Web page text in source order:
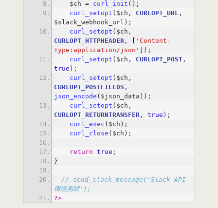
    $ch
= curl_init
curl_setopt ($ch, CURLOPT_URL ,
curl_setopt
CURLOPT_HTTPHEADER ,
'Content-
Type:application/json'
curl_setopt ($ch, CURLOPT_POST
true
curl_setopt
CURLOPT_POSTFIELDS
json_encode
curl_setopt
CURLOPT_RETURNTRANSFER , true
curl_exec
curl_close
return true
// send_slack_message('Slack API
傳送測試');
?>